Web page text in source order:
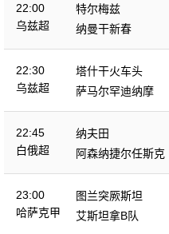
22:00
乌兹超
特尔梅兹
纳曼干新春
22:30
乌兹超
塔什干火车头
萨马尔罕迪纳摩
22:45
白俄超
纳夫田
阿森纳捷尔任斯克
23:00
哈萨克甲
图兰突厥斯坦
艾斯坦拿B队